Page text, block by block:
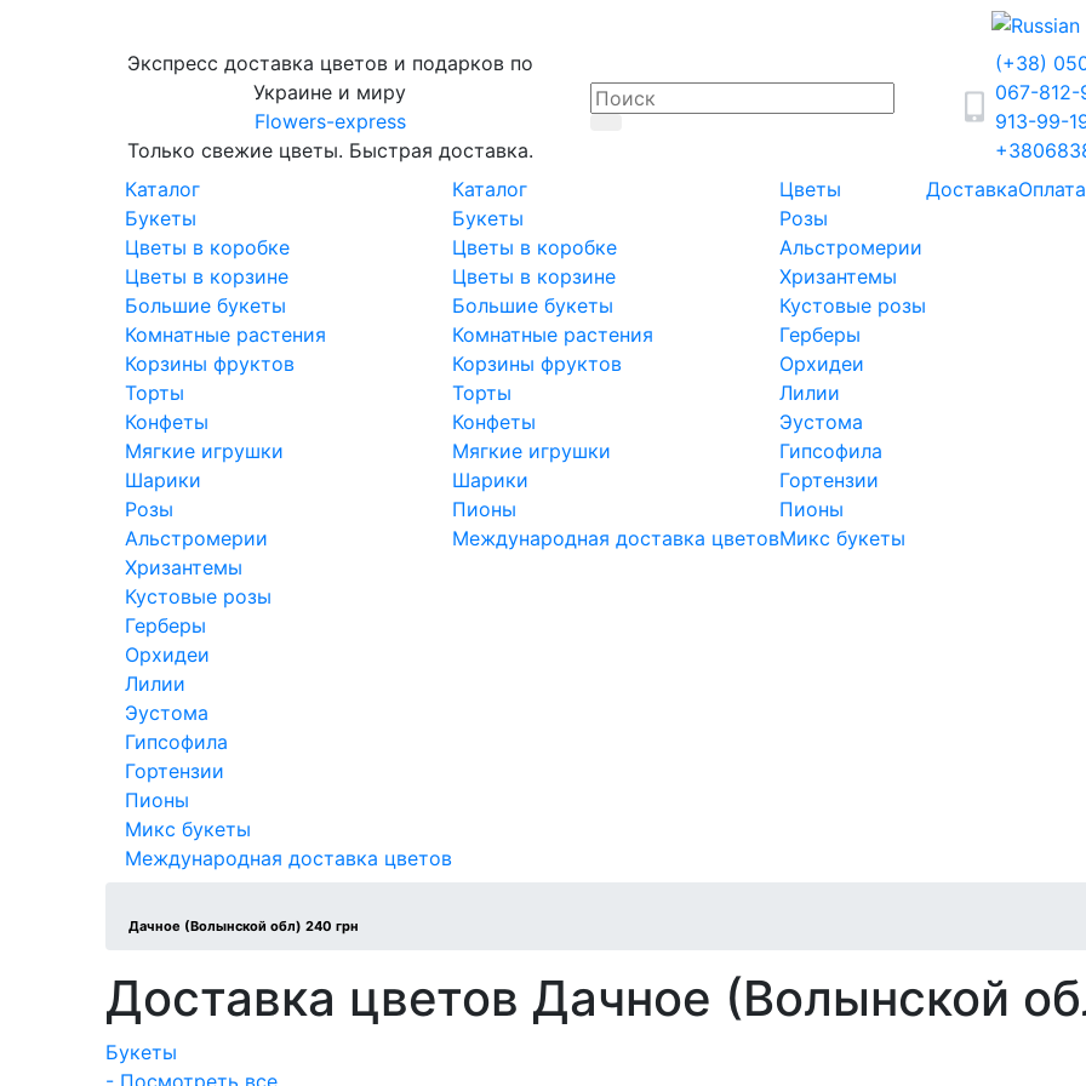
Экспресс доставка цветов и подарков по
Украине и миру
Flowers-express
Только свежие цветы. Быстрая доставка.
(+38)
067-
913-99-
Каталог
Букеты
Цветы в коробке
Цветы в корзине
Большие букеты
Комнатные растения
Корзины фруктов
Торты
Конфеты
Мягкие игрушки
Шарики
Розы
Альстромерии
Хризантемы
Кустовые розы
Герберы
Орхидеи
Лилии
Эустома
Гипсофила
Гортензии
Пионы
Микс букеты
Международная доставка цветов
Каталог
Букеты
Цветы в коробке
Цветы в корзине
Большие букеты
Комнатные растения
Корзины фруктов
Торты
Конфеты
Мягкие игрушки
Шарики
Пионы
Международная доставка цветов
Цветы
Розы
Альстромерии
Хризантемы
Кустовые розы
Герберы
Орхидеи
Лилии
Эустома
Гипсофила
Гортензии
Пионы
Микс букеты
ДоставкаОплата
Дачное (Волынской обл) 240 грн
Доставка цветов Дачное (Волынской
Букеты
- Посмотреть все